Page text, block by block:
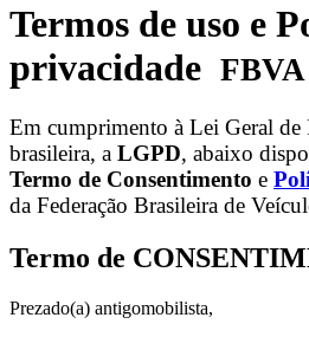
Termos de uso e
privacidade FBVA
Em cumprimento à Lei Geral de
brasileira, a LGPD, abaixo
Termo de Consentimento e
da Federação Brasileira de
Termo de
Prezado(a) antigomobilista,